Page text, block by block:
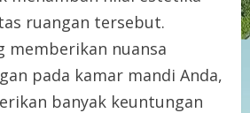
ruangan tersebut.
memberikan nuansa
pada kamar mandi Anda,
banyak keuntungan